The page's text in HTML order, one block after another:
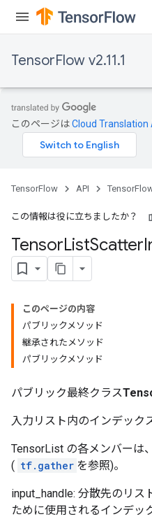
TensorFlow v2.11.1
このページはCloud Translation
TensorFlow API
この情報は役に立ちましたか？
TensorListScatter
このページの内容
パブリックメソッド
継承されたメソッド
パブリックメソッド
パブリック最終クラス
入力リスト内のインデック
TensorList の各メンバーは
( tf.gather を参照)。
input_handle: 分散先のリ
ために使用されるインデッ